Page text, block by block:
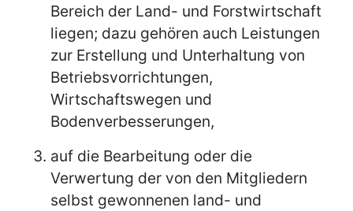
Bereich der Land- und Forstwirtschaft
liegen; dazu gehören auch Leistungen
zur Erstellung und Unterhaltung von
Betriebsvorrichtungen,
Wirtschaftswegen und
Bodenverbesserungen,
auf die Bearbeitung oder die
Verwertung der von den Mitgliedern
selbst gewonnenen land- und